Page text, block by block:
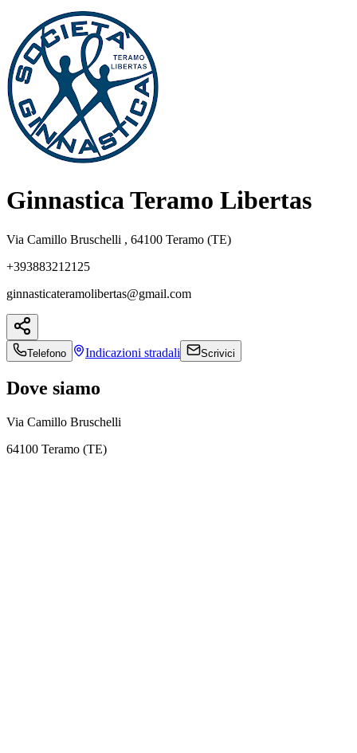
Ginnastica Teramo Libertas
Via Camillo Bruschelli , 64100 Teramo (TE)
+393883212125
ginnasticateramolibertas@gmail.com
Telefono Indicazioni stradali Scrivici
Dove siamo
Via Camillo Bruschelli
64100 Teramo (TE)